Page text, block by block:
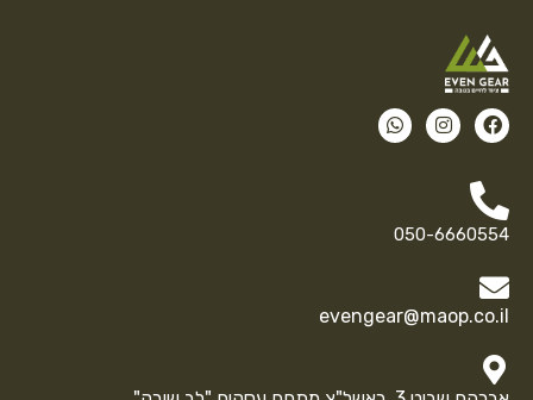
050-6660554
evengear@maop.co.il